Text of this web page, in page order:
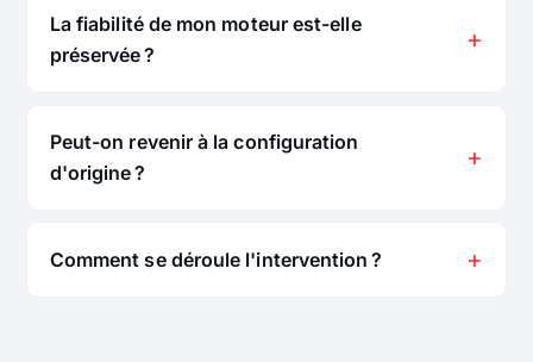
La fiabilité de mon moteur est-elle
préservée ?
Peut-on revenir à la configuration
d'origine ?
Comment se déroule l'intervention ?